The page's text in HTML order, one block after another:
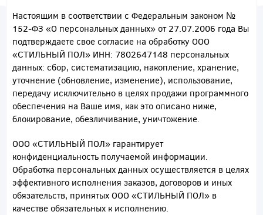
Настоящим в соответствии с Федеральным законом №
152-ФЗ «О персональных данных» от 27.07.2006 года Вы
подтверждаете свое согласие на обработку ООО
«СТИЛЬНЫЙ ПОЛ» ИНН: 7802647148 персональных
данных: сбор, систематизацию, накопление, хранение,
уточнение (обновление, изменение), использование,
передачу исключительно в целях продажи программного
обеспечения на Ваше имя, как это описано ниже,
блокирование, обезличивание, уничтожение.
ООО «СТИЛЬНЫЙ ПОЛ» гарантирует
конфиденциальность получаемой информации.
Обработка персональных данных осуществляется в целях
эффективного исполнения заказов, договоров и иных
обязательств, принятых ООО «СТИЛЬНЫЙ ПОЛ» в
качестве обязательных к исполнению.